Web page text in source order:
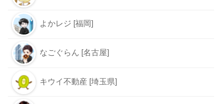
よかレジ [福岡]
なごぐらん [名古屋]
キウイ不動産 [埼玉県]